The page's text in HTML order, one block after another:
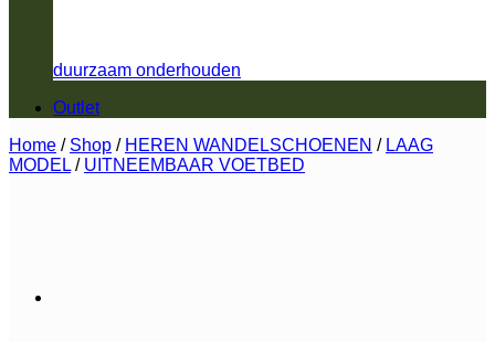
duurzaam onderhouden
Outlet
Home / Shop / HEREN WANDELSCHOENEN / LAAG
MODEL / UITNEEMBAAR VOETBED